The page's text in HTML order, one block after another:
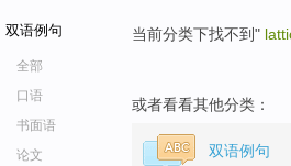
双语例句
全部
口语
书面语
论文
当前分类下找不到"
或者看看其他分类：
双语例句